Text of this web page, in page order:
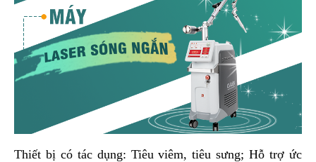
Thiết bị có tác dụng: Tiêu viêm, tiêu sưng; Hỗ trợ ức